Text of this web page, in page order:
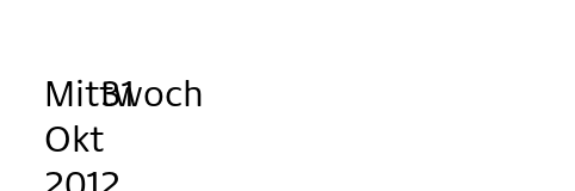
Mittwoch
, 31
.
Okt
.